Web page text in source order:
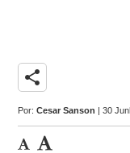
share
Por:Cesar Sanson | 30